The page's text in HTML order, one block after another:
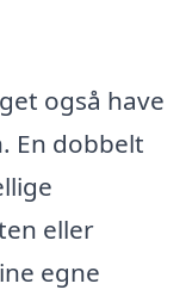
også have
En dobbelt
eller
egne